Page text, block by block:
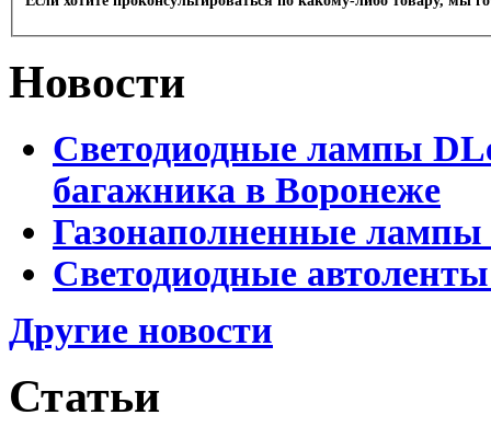
Новости
Светодиодные лампы
багажника в Воронеже
Газонаполненные
Светодиодные
Другие новости
Статьи